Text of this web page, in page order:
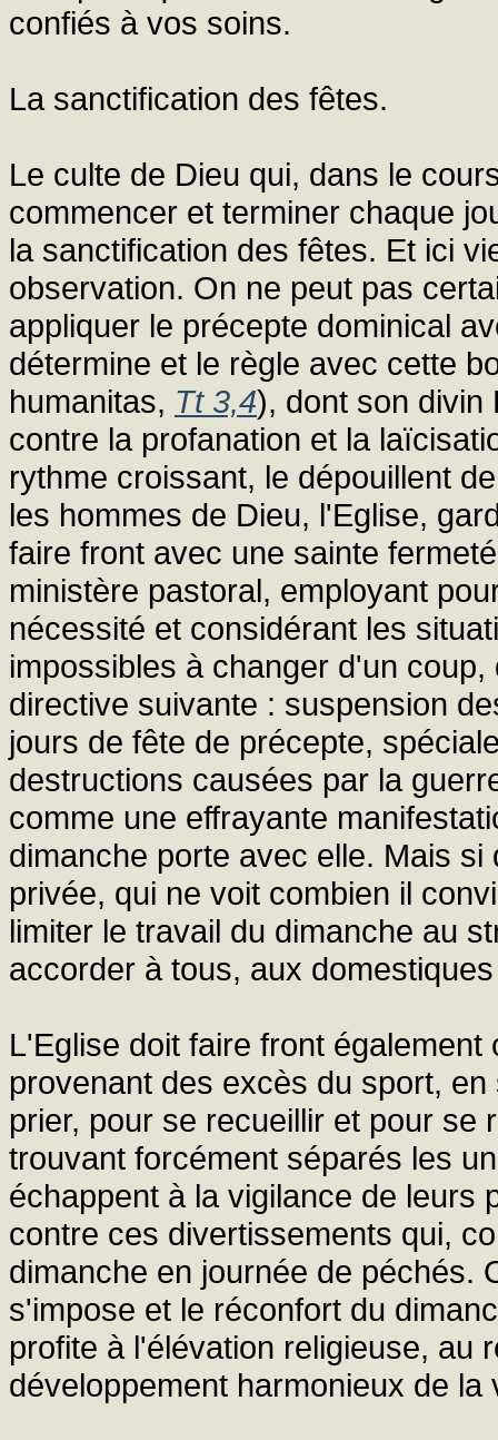
confiés à vos soins.
La sanctification des fêtes.
Le culte de Dieu qui, dans le
commencer et terminer chaque
la sanctification des fêtes. Et ici
observation. On ne peut pas
appliquer le précepte dominical
détermine et le règle avec cette
humanitas, Tt 3,4), dont son divin
contre la profanation et la
rythme croissant, le dépouillent
les hommes de Dieu, l'Eglise,
faire front avec une sainte
ministère pastoral, employant
nécessité et considérant les
impossibles à changer d'un
directive suivante : suspension
jours de fête de précepte,
destructions causées par la
comme une effrayante
dimanche porte avec elle. Mais
privée, qui ne voit combien il
limiter le travail du dimanche au
accorder à tous, aux
L'Eglise doit faire front
provenant des excès du sport,
prier, pour se recueillir et pour se
trouvant forcément séparés les
échappent à la vigilance de leurs
contre ces divertissements qui,
dimanche en journée de péchés.
s'impose et le réconfort du
profite à l'élévation religieuse, au
développement harmonieux de la